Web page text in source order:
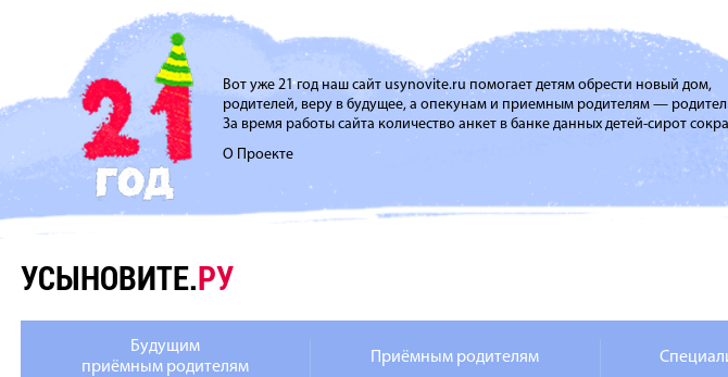
Вот уже 21 год наш сайт usynovite.ru помогает детям обрести новый дом,
родителей, веру в будущее, а опекунам и приемным родителям —
За время работы сайта количество анкет в банке данных детей-сирот
О Проекте
УСЫНОВИТЕ.РУ
Будущим
приёмным родителям
Приёмным родителям